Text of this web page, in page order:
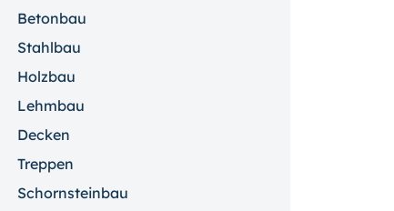
Betonbau
Stahlbau
Holzbau
Lehmbau
Decken
Treppen
Schornsteinbau